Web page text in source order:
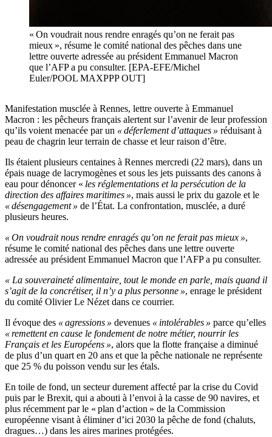
« On voudrait nous rendre enragés qu’on ne ferait pas
mieux », résume le comité national des pêches dans une
lettre ouverte adressée au président Emmanuel Macron
que l’AFP a pu consulter. [EPA-EFE/Michel
Euler/POOL MAXPPP OUT]
Manifestation musclée à Rennes, lettre ouverte à Emmanuel
Macron : les pêcheurs français alertent sur l’avenir de leur profession
qu’ils voient menacée par un « déferlement d’attaques » réduisant à
peau de chagrin leur terrain de chasse et leur raison d’être.
Ils étaient plusieurs centaines à Rennes mercredi (22 mars), dans un
épais nuage de lacrymogènes et sous les jets puissants des canons à
eau pour dénoncer « les réglementations et la persécution de la
direction des affaires maritimes », mais aussi le prix du gazole et le
« désengagement » de l’État. La confrontation, musclée, a duré
plusieurs heures.
« On voudrait nous rendre enragés qu’on ne ferait pas mieux »,
résume le comité national des pêches dans une lettre ouverte
adressée au président Emmanuel Macron que l’AFP a pu consulter.
« La souveraineté alimentaire, tout le monde en parle, mais quand il
s’agit de la concrétiser, il n’y a plus personne », enrage le président
du comité Olivier Le Nézet dans ce courrier.
Il évoque des « agressions » devenues « intolérables » parce qu’elles
« remettent en cause le fondement de notre métier, nourrir les
Français et les Européens », alors que la flotte française a diminué
de plus d’un quart en 20 ans et que la pêche nationale ne représente
que 25 % du poisson vendu sur les étals.
En toile de fond, un secteur durement affecté par la crise du Covid
puis par le Brexit, qui a abouti à l’envoi à la casse de 90 navires, et
plus récemment par le « plan d’action » de la Commission
européenne visant à éliminer d’ici 2030 la pêche de fond (chaluts,
dragues…) dans les aires marines protégées.